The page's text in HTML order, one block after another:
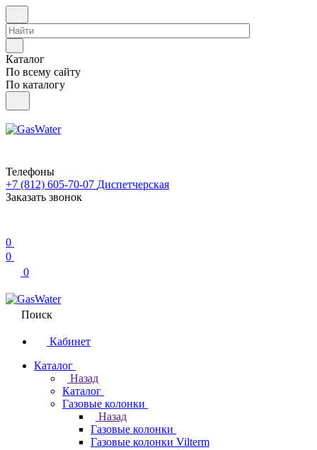
Каталог
По всему сайту
По каталогу
Телефоны
+7 (812) 605-70-07 Диспетчерская
Заказать звонок
0
0
0
Поиск
Кабинет
Каталог
Назад
Каталог
Газовые колонки
Назад
Газовые колонки
Газовые колонки Vilterm